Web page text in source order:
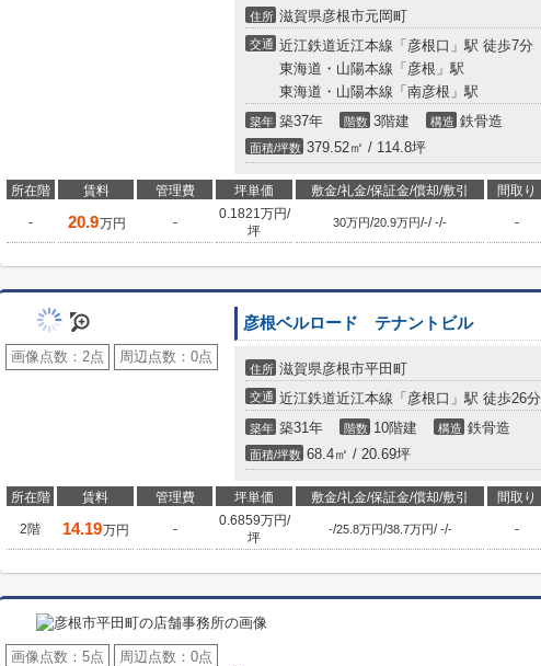
住所 滋賀県彦根市元岡町
交通 近江鉄道近江本線「彦根口」駅 徒歩7分
東海道・山陽本線「彦根」駅
東海道・山陽本線「南彦根」駅
築年 築37年 階数 3階建 構造 鉄骨造
面積/坪数 379.52㎡ / 114.8坪
所在階 賃料 管理費 坪単価 敷金/礼金/保証金/償却/敷引 間取り
- 20.9万円 -
0.1821万円/
坪
30万円/20.9万円/-/-/- -
画像点数： 2点 周辺点数： 0点
彦根ベルロード テナントビル
住所 滋賀県彦根市平田町
交通 近江鉄道近江本線「彦根口」駅 徒歩26分
築年 築31年 階数 10階建 構造 鉄骨造
面積/坪数 68.4㎡ / 20.69坪
所在階 賃料 管理費 坪単価 敷金/礼金/保証金/償却/敷引 間取り
2階 14.19万円 -
0.6859万円/
坪
-/25.8万円/38.7万円/-/- -
画像点数： 5点 周辺点数： 0点